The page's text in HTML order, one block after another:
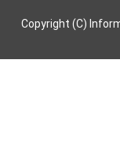
Copyright (C)